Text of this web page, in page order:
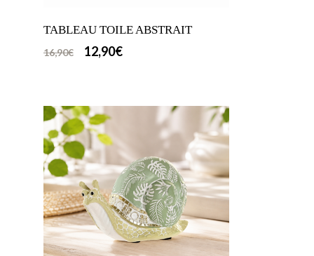
TABLEAU TOILE ABSTRAIT
16,90€ 12,90€